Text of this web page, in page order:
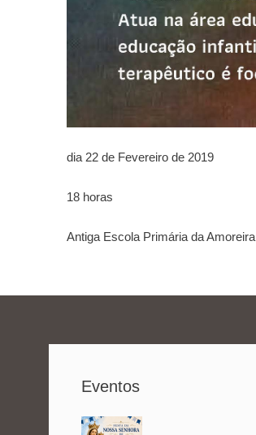
dia 22 de Fevereiro de 2019
18 horas
Antiga Escola Primária da Amoreira
Eventos